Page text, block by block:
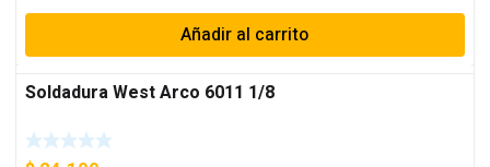
Añadir al carrito
Soldadura West Arco 6011 1/8